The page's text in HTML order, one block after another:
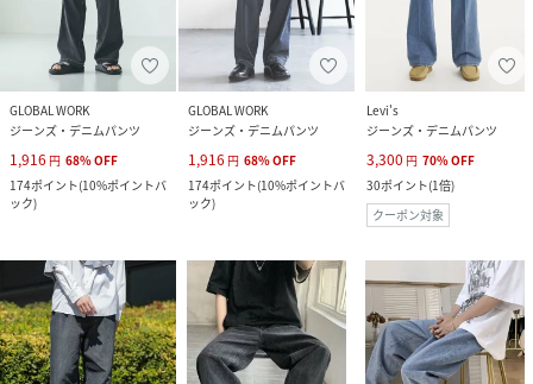
GLOBAL WORK
ジーンズ・デニムパンツ
1,916 円 68%OFF
174ポイント(10%ポイントバ
ック)
GLOBAL WORK
ジーンズ・デニムパンツ
1,916 円 68%OFF
174ポイント(10%ポイントバ
ック)
Levi's
ジーンズ・デニムパンツ
3,300 円 70%OFF
30ポイント(1倍)
クーポン対象